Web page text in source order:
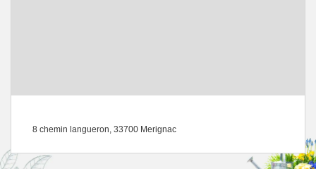
8 chemin langueron, 33700 Merignac